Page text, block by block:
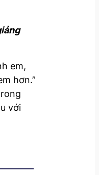
em,
hơn.”
với